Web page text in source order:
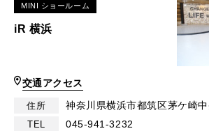
MINI ショールーム
iR 横浜
交通アクセス
住所 神奈川県横浜市都筑区茅ケ崎
TEL 045-941-3232